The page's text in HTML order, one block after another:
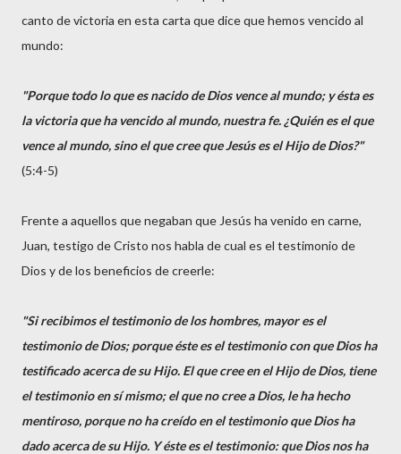
canto de victoria en esta carta que dice que hemos vencido al
mundo:
"Porque todo lo que es nacido de Dios vence al mundo; y ésta es
la victoria que ha vencido al mundo, nuestra fe. ¿Quién es el que
vence al mundo, sino el que cree que Jesús es el Hijo de Dios?"
(5:4-5)
Frente a aquellos que negaban que Jesús ha venido en carne,
Juan, testigo de Cristo nos habla de cual es el testimonio de
Dios y de los beneficios de creerle:
"Si recibimos el testimonio de los hombres, mayor es el
testimonio de Dios; porque éste es el testimonio con que Dios ha
testificado acerca de su Hijo. El que cree en el Hijo de Dios, tiene
el testimonio en sí mismo; el que no cree a Dios, le ha hecho
mentiroso, porque no ha creído en el testimonio que Dios ha
dado acerca de su Hijo. Y éste es el testimonio: que Dios nos ha